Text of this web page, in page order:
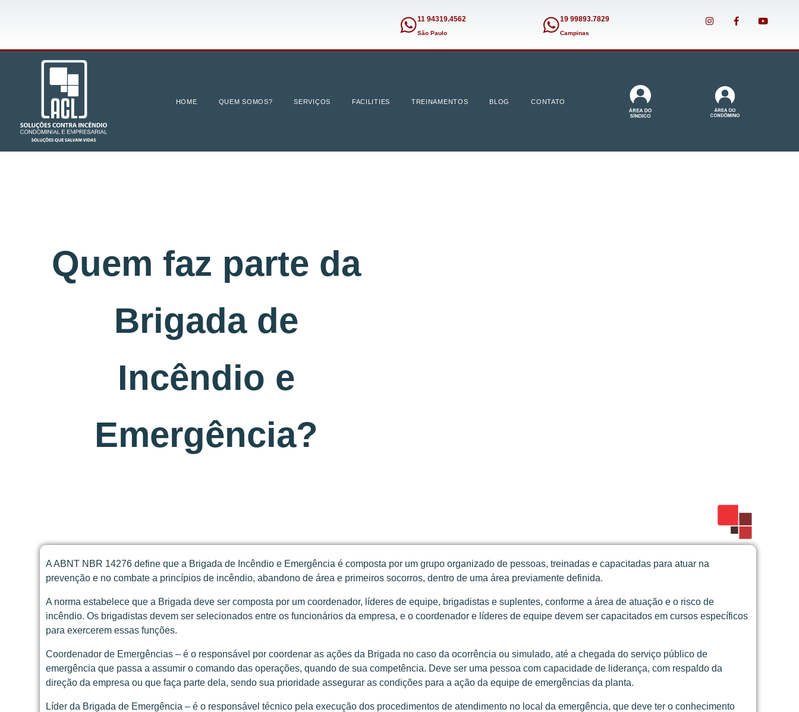
11 94319.4562
São Paulo
19 99893.7829
Campinas
HOME QUEM SOMOS? SERVIÇOS FACILITIES TREINAMENTOS BLOG CONTATO
Quem faz parte da
Brigada de
Incêndio e
Emergência?
A ABNT NBR 14276 define que a Brigada de Incêndio e Emergência é composta por um grupo organizado de pessoas, treinadas e capacitadas para atuar na
prevenção e no combate a princípios de incêndio, abandono de área e primeiros socorros, dentro de uma área previamente definida.
A norma estabelece que a Brigada deve ser composta por um coordenador, líderes de equipe, brigadistas e suplentes, conforme a área de atuação e o risco de
incêndio. Os brigadistas devem ser selecionados entre os funcionários da empresa, e o coordenador e líderes de equipe devem ser capacitados em cursos específicos
para exercerem essas funções.
Coordenador de Emergências – é o responsável por coordenar as ações da Brigada no caso da ocorrência ou simulado, até a chegada do serviço público de
emergência que passa a assumir o comando das operações, quando de sua competência. Deve ser uma pessoa com capacidade de liderança, com respaldo da
direção da empresa ou que faça parte dela, sendo sua prioridade assegurar as condições para a ação da equipe de emergências da planta.
Líder da Brigada de Emergência – é o responsável técnico pela execução dos procedimentos de atendimento no local da emergência, que deve ter o conhecimento